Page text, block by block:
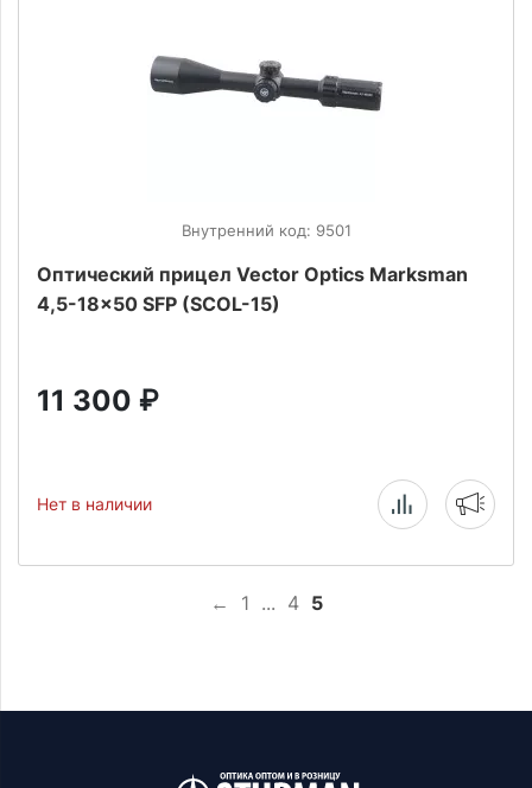
Внутренний код: 9501
Оптический прицел Vector Optics Marksman
4,5-18x50 SFP (SCOL-15)
11 300 ₽
Нет в наличии
← 1 ... 4 5